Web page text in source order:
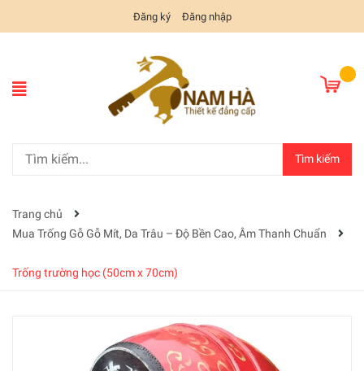
Đăng ký Đăng nhập
Tìm kiếm
Trang chủ
Mua Trống Gỗ Gỗ Mít, Da Trâu – Độ Bền Cao, Âm Thanh Chuẩn
Trống trường học (50cm x 70cm)